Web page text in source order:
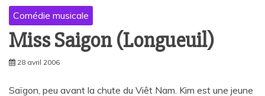
Comédie musicale
Miss Saigon (Longueuil)
28 avril 2006
Saïgon, peu avant la chute du Viêt Nam. Kim est une jeune